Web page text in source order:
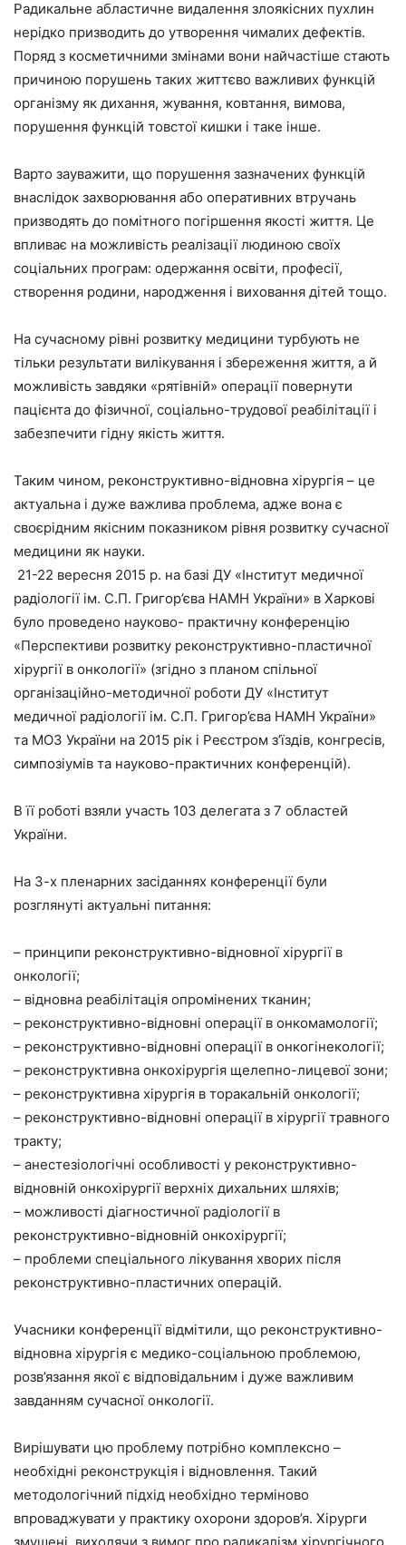
Радикальне абластичне видалення злоякісних пухлин
нерідко призводить до утворення чималих дефектів.
Поряд з косметичними змінами вони найчастіше стають
причиною порушень таких життєво важливих функцій
організму як дихання, жування, ковтання, вимова,
порушення функцій товстої кишки і таке інше.
Варто зауважити, що порушення зазначених функцій
внаслідок захворювання або оперативних втручань
призводять до помітного погіршення якості життя. Це
впливає на можливість реалізації людиною своїх
соціальних програм: одержання освіти, професії,
створення родини, народження і виховання дітей тощо.
На сучасному рівні розвитку медицини турбують не
тільки результати вилікування і збереження життя, а й
можливість завдяки «рятівній» операції повернути
пацієнта до фізичної, соціально-трудової реабілітації і
забезпечити гідну якість життя.
Таким чином, реконструктивно-відновна хірургія – це
актуальна і дуже важлива проблема, адже вона є
своєрідним якісним показником рівня розвитку сучасної
медицини як науки.
21-22 вересня 2015 р. на базі ДУ «Інститут медичної
радіології ім. С.П. Григор’єва НАМН України» в Харкові
було проведено науково- практичну конференцію
«Перспективи розвитку реконструктивно-пластичної
хірургії в онкології» (згідно з планом спільної
організаційно-методичної роботи ДУ «Інститут
медичної радіології ім. С.П. Григор’єва НАМН України»
та МОЗ України на 2015 рік і Реєстром з’їздів, конгресів,
симпозіумів та науково-практичних конференцій).
В її роботі взяли участь 103 делегата з 7 областей
України.
На 3-х пленарних засіданнях конференції були
розглянуті актуальні питання:
– принципи реконструктивно-відновної хірургії в
онкології;
– відновна реабілітація опромінених тканин;
– реконструктивно-відновні операції в онкомамології;
– реконструктивно-відновні операції в онкогінекології;
– реконструктивна онкохірургія щелепно-лицевої зони;
– реконструктивна хірургія в торакальній онкології;
– реконструктивно-відновні операції в хірургії травного
тракту;
– анестезіологічні особливості у реконструктивно-
відновній онкохірургії верхніх дихальних шляхів;
– можливості діагностичної радіології в
реконструктивно-відновній онкохірургії;
– проблеми спеціального лікування хворих після
реконструктивно-пластичних операцій.
Учасники конференції відмітили, що реконструктивно-
відновна хірургія є медико-соціальною проблемою,
розв’язання якої є відповідальним і дуже важливим
завданням сучасної онкології.
Вирішувати цю проблему потрібно комплексно –
необхідні реконструкція і відновлення. Такий
методологічний підхід необхідно терміново
впроваджувати у практику охорони здоров’я. Хірурги